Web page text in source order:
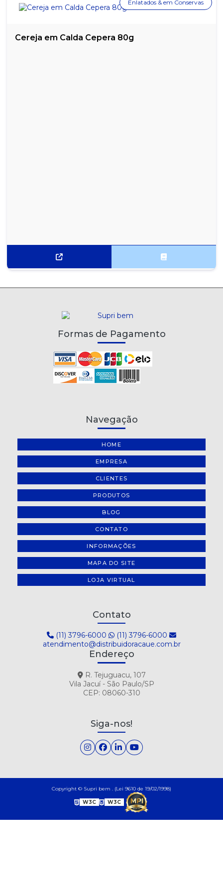
Cereja em Calda Cepera 80g
Enlatados & em Conservas
Formas de Pagamento
Navegação
HOME
EMPRESA
CLIENTES
PRODUTOS
BLOG
CONTATO
INFORMAÇÕES
MAPA DO SITE
LOJA VIRTUAL
Contato
(11) 3796-6000
(11) 3796-6000
atendimento@distribuidoracaue.com.br
Endereço
R. Tejuguacu, 107
Vila Jacuí - São Paulo/SP
CEP: 08060-310
Siga-nos!
Copyright © Supri bem . (Lei 9610 de 19/02/1998)
W3C W3C